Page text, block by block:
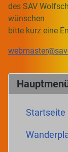
Startseite
des SAV
wünschen
bitte kurz eine